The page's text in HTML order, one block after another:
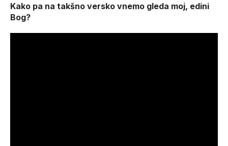
Kako pa na takšno versko vnemo gleda moj, edini
Bog?